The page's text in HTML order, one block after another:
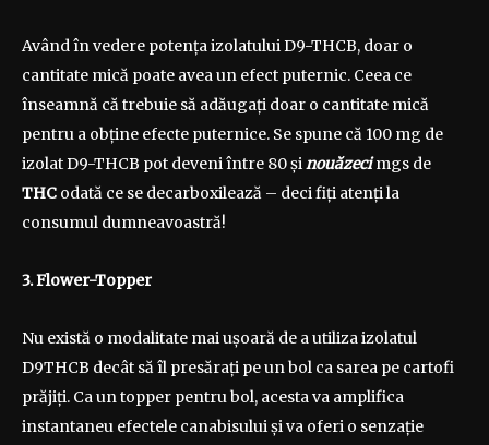
Având în vedere potența izolatului D9-THCB, doar o
cantitate mică poate avea un efect puternic. Ceea ce
înseamnă că trebuie să adăugați doar o cantitate mică
pentru a obține efecte puternice. Se spune că 100 mg de
izolat D9-THCB pot deveni între 80 șinouăzecimgs de
THC odată ce se decarboxilează – deci fiți atenți la
consumul dumneavoastră!
3. Flower-Topper
Nu există o modalitate mai ușoară de a utiliza izolatul
D9THCB decât să îl presărați pe un bol ca sarea pe cartofi
prăjiți. Ca un topper pentru bol, acesta va amplifica
instantaneu efectele canabisului și va oferi o senzație